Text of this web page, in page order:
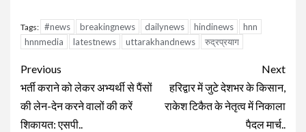
Tags: #news breakingnews dailynews hindinews
hnn
hnnmedia
latestnews uttarakhandnews रुद्रप्रयाग
Continue
Reading
Previous
भर्ती कराने को लेकर अभ्यर्थी से पैंसों
की लेन-देन करने वालों की करें
शिकायत: एसपी..
Next
हरिद्वार में जुटे देशभर के किसान,
राकेश टिकैत के नेतृत्व में निकाला
पैदल मार्च..